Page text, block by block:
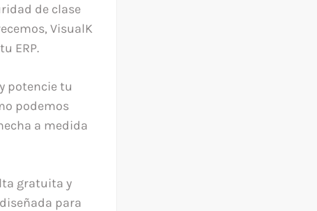
de clase
VisualK
ERP.
potencie tu
podemos
a medida
gratuita y
para